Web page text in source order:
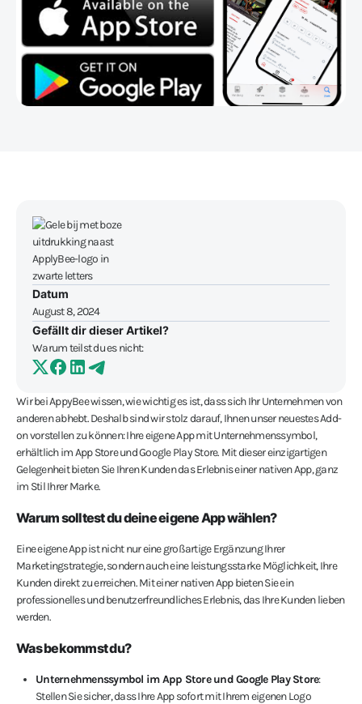
Wir bei AppyBee wissen, wie wichtig es ist, dass sich Ihr Unternehmen von
anderen abhebt. Deshalb sind wir stolz darauf, Ihnen unser neuestes Add-
on vorstellen zu können: Ihre eigene App mit Unternehmenssymbol,
erhältlich im App Store und Google Play Store. Mit dieser einzigartigen
Gelegenheit bieten Sie Ihren Kunden das Erlebnis einer nativen App, ganz
im Stil Ihrer Marke.
Warum solltest du deine eigene App wählen?
Eine eigene App ist nicht nur eine großartige Ergänzung Ihrer
Marketingstrategie, sondern auch eine leistungsstarke Möglichkeit, Ihre
Kunden direkt zu erreichen. Mit einer nativen App bieten Sie ein
professionelles und benutzerfreundliches Erlebnis, das Ihre Kunden lieben
werden.
Was bekommst du?
Unternehmenssymbol im App Store und Google Play Store:
Stellen Sie sicher, dass Ihre App sofort mit Ihrem eigenen Logo
Datum
August 8, 2024
Gefällt dir dieser Artikel?
Warum teilst du es nicht: